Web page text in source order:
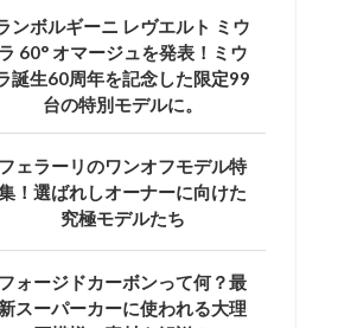
ンボルギーニ レヴエルト ミウ
ラ 60° オマージュを発表！ミウ
誕生60周年を記念した限定99
台の特別モデルに。
フェラーリのワンオフモデル特
！選ばれしオーナーに向けた
究極モデルたち
フォージドカーボンって何？最
新スーパーカーに使われる大理